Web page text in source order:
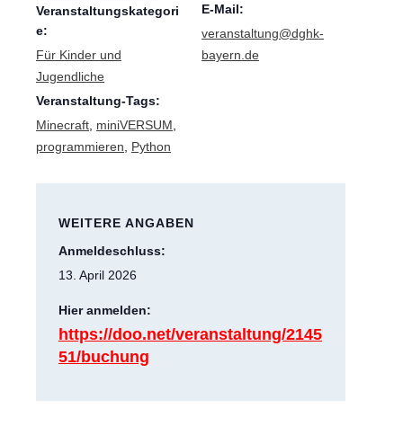
Veranstaltungskategori
e:
Für Kinder und
Jugendliche
Veranstaltung-Tags:
Minecraft miniVERSUM
programmieren
Python
E-Mail:
veranstaltung@dghk-
bayern.de
WEITERE ANGABEN
Anmeldeschluss:
13. April 2026
Hier anmelden:
https://doo.net/veranstaltung/2145
51/buchung